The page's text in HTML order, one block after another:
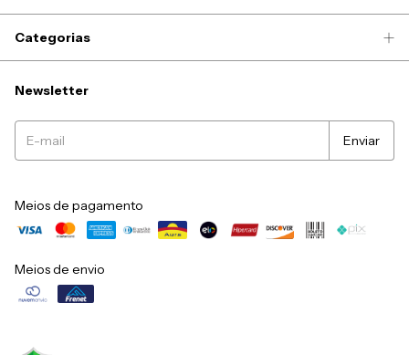
Categorias
Newsletter
Meios de pagamento
Meios de envio